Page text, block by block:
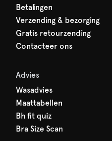
Betalingen
Verzending & bezorging
Gratis retourzending
Contacteer ons
Advies
Wasadvies
Maattabellen
Bh fit quiz
Bra Size Scan